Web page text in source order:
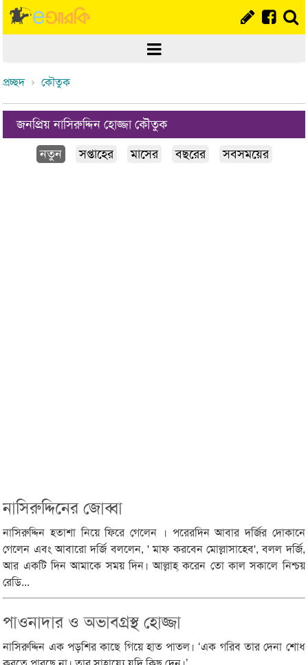
প্রচ্ছদ কৌতুক
জনপ্রিয় নাসিরুদ্দিন হোজ্জা কৌতুক
নতুন
সপ্তাহের মাসের বছরের সবসময়ের
নাসিরুদ্দিনের জোব্বা
নাসিরুদ্দিন হতাশা নিয়ে ফিরে গেলেন । পরেরদিন আবার দর্জির দোকানে
গেলেন এবং আবারো দর্জি বললেন, ' মাফ করবেন মোল্লাসাহেব', বলল দর্জি,
আর একটি দিন আমাকে সময় দিন। আল্লাহ্ করেন তো কাল সকালে নিশ্চয়
রেডি...
পাওনাদার ও অভাবগ্রস্থ হোজ্জা
নাসিরুদ্দিন এক পড়শির কাছে গিয়ে হাত পাতল। ‘এক গরিব তার দেনা শোধ